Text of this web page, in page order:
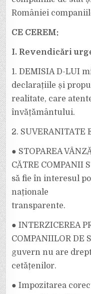
României
CE CEREM:
I. Revendicări
1. DEMISIA D-LUI
declarațiile și
realitate, care
învățământului.
2. SUVERANITATE
● STOPAREA
CĂTRE COMPANII
să fie în interesul
naționale
transparente.
● INTERZICEREA
COMPANIILOR DE
guvern nu are
cetățenilor.
● Impozitarea